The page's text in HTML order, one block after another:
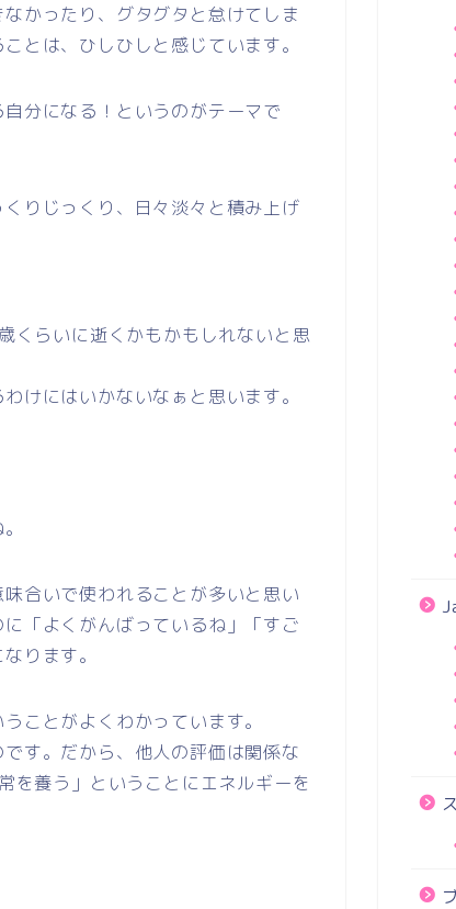
かったり、グタグタと怠けてしま
とは、ひしひしと感じています。
分になる！というのがテーマで
りじっくり、日々淡々と積み上げ
くらいに逝くかもかもしれないと思
けにはいかないなぁと思います。
合いで使われることが多いと思い
「よくがんばっているね」「すご
ります。
ことがよくわかっています。
す。だから、他人の評価は関係な
を養う」ということにエネルギーを